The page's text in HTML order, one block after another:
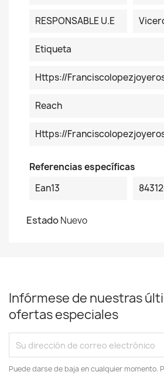
RESPONSABLE U.E
Etiqueta
Https://
Reach
Https://
Referencias específicas
Ean13
EstadoNuevo
Infórmese de nuestras
ofertas especiales
Puede darse de baja en cualquier momento.